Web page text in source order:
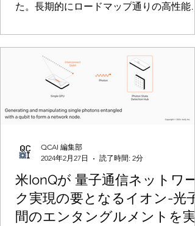
指す
た。長期的にロードマップ通りの高性能な
米IonQが 量子通信ネットワー
ク実現の要となるイオン-光子
間のエンタングルメントを実
QCAI 編集部
2024年2月27日
読了時間: 2分